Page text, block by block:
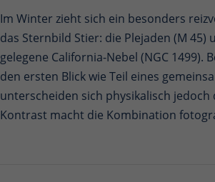
Im Winter zieht sich ein besonders
das Sternbild Stier: die Plejaden (M
gelegene California-Nebel (NGC 1499).
den ersten Blick wie Teil eines
unterscheiden sich physikalisch jedoch
Kontrast macht die Kombination